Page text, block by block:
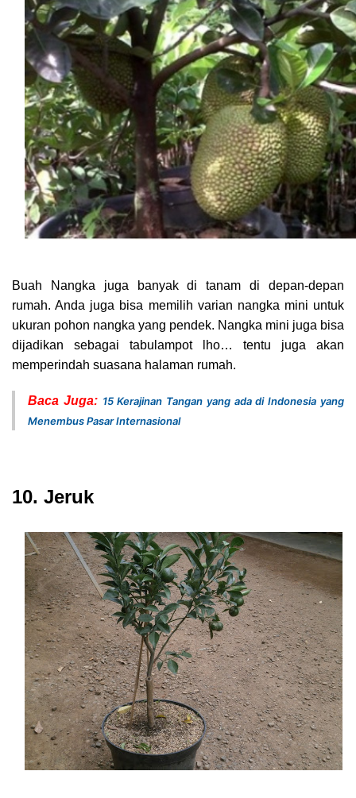
Buah Nangka juga banyak di tanam di depan-depan
rumah. Anda juga bisa memilih varian nangka mini untuk
ukuran pohon nangka yang pendek. Nangka mini juga bisa
dijadikan sebagai tabulampot lho… tentu juga akan
memperindah suasana halaman rumah.
Baca Juga: 15 Kerajinan Tangan yang ada di Indonesia yang
Menembus Pasar Internasional
10. Jeruk